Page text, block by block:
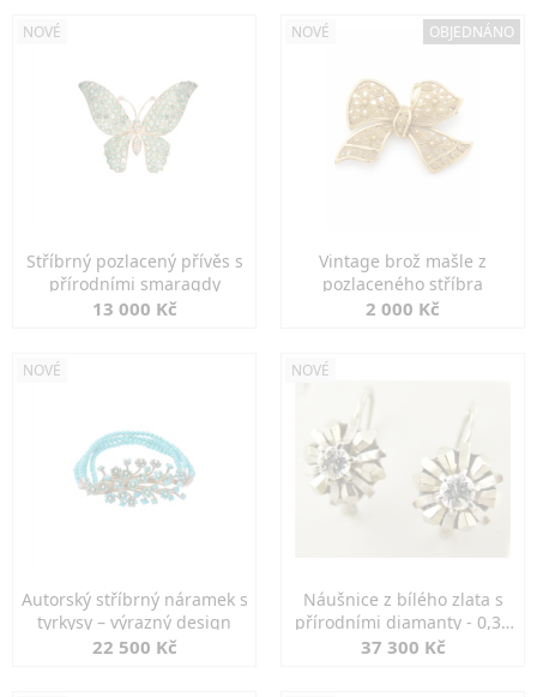
NOVÉ
Stříbrný pozlacený přívěs s
přírodními smaragdy
13 000 Kč
NOVÉ OBJEDNÁNO
Vintage brož mašle z
pozlaceného stříbra
2 000 Kč
NOVÉ
Autorský stříbrný náramek s
tyrkysy – výrazný design
22 500 Kč
NOVÉ
Náušnice z bílého zlata s
přírodními diamanty - 0,30
ct
37 300 Kč